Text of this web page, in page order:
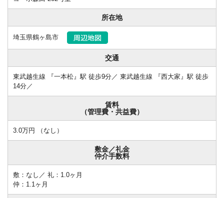
所在地
埼玉県鶴ヶ島市
交通
東武越生線 『一本松』駅 徒歩9分／ 東武越生線 『西大家』駅 徒歩
14分／
賃料
（管理費・共益費）
3.0万円 （なし）
敷金／礼金
仲介手数料
敷：なし／ 礼：1.0ヶ月
仲：1.1ヶ月